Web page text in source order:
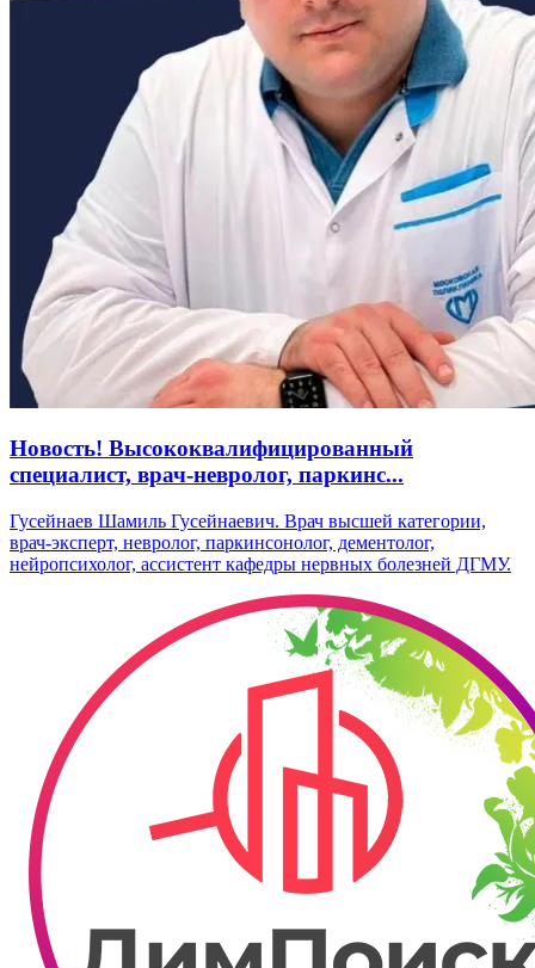
Новость! Высококвалифицированный
специалист, врач-невролог, паркинс...
Гусейнаев Шамиль Гусейнаевич. Врач высшей категории,
врач-эксперт, невролог, паркинсонолог, дементолог,
нейропсихолог, ассистент кафедры нервных болезней ДГМУ.